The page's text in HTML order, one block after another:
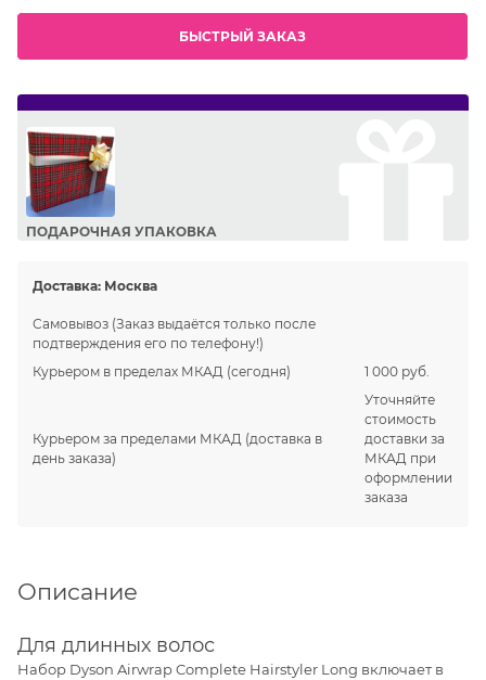
БЫСТРЫЙ ЗАКАЗ
ПОДАРОЧНАЯ УПАКОВКА
Доставка: Москва
Самовывоз (Заказ выдаётся только после
подтверждения его по телефону!)
Курьером в пределах МКАД (сегодня) 1 000 руб.
Курьером за пределами МКАД (доставка в
день заказа)
Уточняйте
стоимость
доставки за
МКАД при
оформлении
заказа
Описание
Для длинных волос
Набор Dyson Airwrap Complete Hairstyler Long включает в